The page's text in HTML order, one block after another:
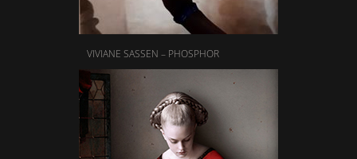
VIVIANE SASSEN – PHOSPHOR